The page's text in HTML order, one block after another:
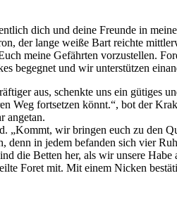
dich und deine Freunde in
der lange weiße Bart reichte
meine Gefährten vorzustellen.
begegnet und wir unterstützen
aus, schenkte uns ein
Weg fortsetzen könnt.“, bot der
angetan.
wir bringen euch zu den
in jedem befanden sich vier
die Betten her, als wir unsere Habe
Foret mit. Mit einem Nicken